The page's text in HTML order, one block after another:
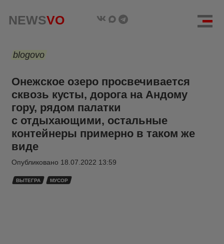
NEWSVO
blogovo
Онежское озеро просвечивается
сквозь кусты, дорога на Андому
гору, рядом палатки
с отдыхающими, остальные
контейнеры примерно в таком же
виде
Опубликовано 18.07.2022 13:59
ВЫТЕГРА МУСОР